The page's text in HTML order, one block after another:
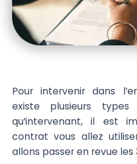
Pour intervenir dans
existe plusieurs
qu’intervenant, il est
contrat vous allez
allons passer en revue les